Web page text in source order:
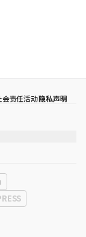
会责任活动隐私声明
， coex)